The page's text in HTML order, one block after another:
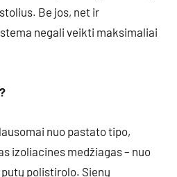
Be jos, net ir
negali veikti maksimaliai
nuo pastato tipo,
izoliacines medžiagas – nuo
polistirolo. Sienų